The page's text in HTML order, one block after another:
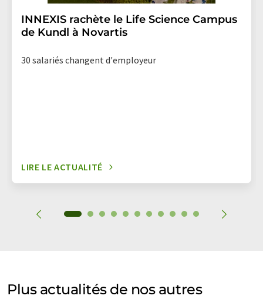
INNEXIS rachète le Life Science Campus
de Kundl à Novartis
30 salariés changent d'employeur
LIRE LE ACTUALITÉ
Plus actualités de nos autres